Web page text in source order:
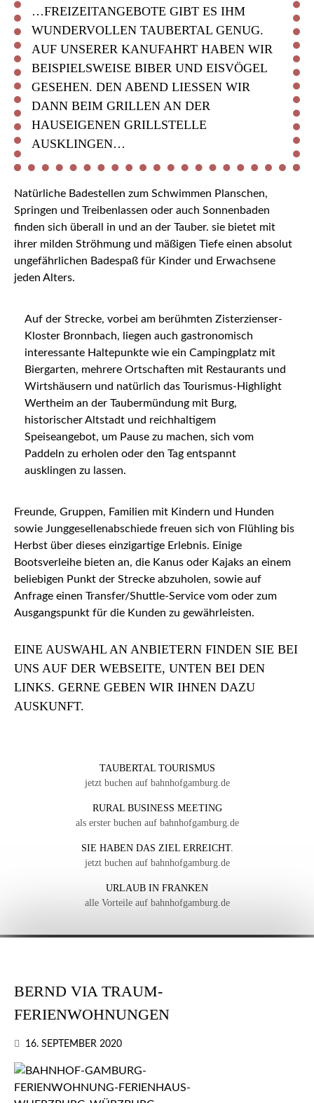
…FREIZEITANGEBOTE GIBT ES IHM
WUNDERVOLLEN TAUBERTAL GENUG.
AUF UNSERER KANUFAHRT HABEN WIR
BEISPIELSWEISE BIBER UND EISVÖGEL
GESEHEN. DEN ABEND LIESSEN WIR D
ANN BEIM GRILLEN AN DER H
AUSEIGENEN GRILLSTELLE A
USKLINGEN…
Natürliche Badestellen zum Schwimmen Planschen,
Springen und Treibenlassen oder auch Sonnenbaden
finden sich überall in und an der Tauber. sie bietet mit
ihrer milden Ströhmung und mäßigen Tiefe einen absolut
ungefährlichen Badespaß für Kinder und Erwachsene
jeden Alters.
Auf der Strecke, vorbei am berühmten Zisterzienser-
Kloster Bronnbach, liegen auch gastronomisch
interessante Haltepunkte wie ein Campingplatz mit
Biergarten, mehrere Ortschaften mit Restaurants und
Wirtshäusern und natürlich das Tourismus-Highlight
Wertheim an der Taubermündung mit Burg,
historischer Altstadt und reichhaltigem
Speiseangebot, um Pause zu machen, sich vom
Paddeln zu erholen oder den Tag entspannt
ausklingen zu lassen.
Freunde, Gruppen, Familien mit Kindern und Hunden
sowie Junggesellenabschiede freuen sich von Flühling bis
Herbst über dieses einzigartige Erlebnis. Einige
Bootsverleihe bieten an, die Kanus oder Kajaks an einem
beliebigen Punkt der Strecke abzuholen, sowie auf
Anfrage einen Transfer/Shuttle-Service vom oder zum
Ausgangspunkt für die Kunden zu gewährleisten.
EINE AUSWAHL AN ANBIETERN FINDEN SIE BEI
UNS AUF DER WEBSEITE, UNTEN BEI DEN
LINKS. GERNE GEBEN WIR IHNEN DAZU
AUSKUNFT.
TAUBERTAL TOURISMUS
jetzt buchen auf bahnhofgamburg.de
RURAL BUSINESS MEETING
als erster buchen auf bahnhofgamburg.de
SIE HABEN DAS ZIEL ERREICHT.
jetzt buchen auf bahnhofgamburg.de
URLAUB IN FRANKEN
alle Vorteile auf bahnhofgamburg.de
BERND VIA TRAUM-
FERIENWOHNUNGEN
16. SEPTEMBER 2020